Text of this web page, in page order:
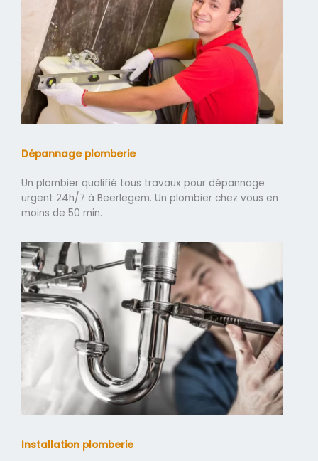
Dépannage plomberie
Un plombier qualifié tous travaux pour dépannage
urgent 24h/7 à Beerlegem. Un plombier chez vous en
moins de 50 min.
Installation plomberie